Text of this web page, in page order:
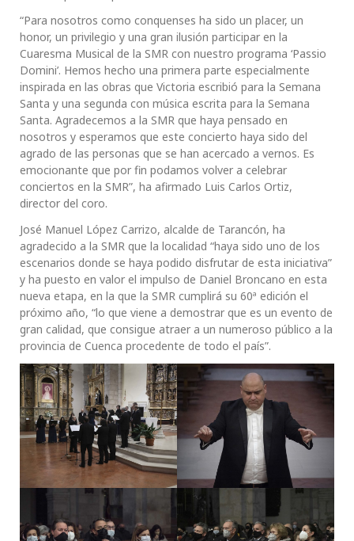
“Para nosotros como conquenses ha sido un placer, un
honor, un privilegio y una gran ilusión participar en la
Cuaresma Musical de la SMR con nuestro programa ‘Passio
Domini’. Hemos hecho una primera parte especialmente
inspirada en las obras que Victoria escribió para la Semana
Santa y una segunda con música escrita para la Semana
Santa. Agradecemos a la SMR que haya pensado en
nosotros y esperamos que este concierto haya sido del
agrado de las personas que se han acercado a vernos. Es
emocionante que por fin podamos volver a celebrar
conciertos en la SMR”, ha afirmado Luis Carlos Ortiz,
director del coro.
José Manuel López Carrizo, alcalde de Tarancón, ha
agradecido a la SMR que la localidad “haya sido uno de los
escenarios donde se haya podido disfrutar de esta iniciativa”
y ha puesto en valor el impulso de Daniel Broncano en esta
nueva etapa, en la que la SMR cumplirá su 60ª edición el
próximo año, “lo que viene a demostrar que es un evento de
gran calidad, que consigue atraer a un numeroso público a la
provincia de Cuenca procedente de todo el país”.